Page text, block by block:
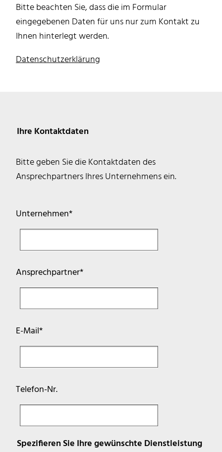
Bitte beachten Sie, dass die im Formular
eingegebenen Daten für uns nur zum Kontakt zu
Ihnen hinterlegt werden.
Datenschutzerklärung
Ihre Kontaktdaten
Bitte geben Sie die Kontaktdaten des
Ansprechpartners Ihres Unternehmens ein.
Pflichtfeld
Unternehmen*
Pflichtfeld
Ansprechpartner*
Pflichtfeld
E-Mail*
Telefon-Nr.
Spezifieren Sie Ihre gewünschte Dienstleistung